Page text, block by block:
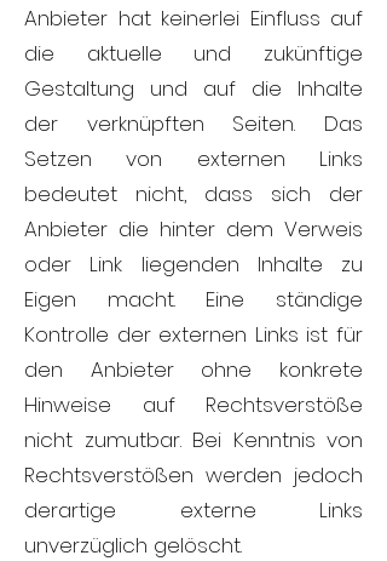
Anbieter hat keinerlei Einfluss auf
die aktuelle und zukünftige
Gestaltung und auf die Inhalte
der verknüpften Seiten. Das
Setzen von externen Links
bedeutet nicht, dass sich der
Anbieter die hinter dem Verweis
oder Link liegenden Inhalte zu
Eigen macht. Eine ständige
Kontrolle der externen Links ist für
den Anbieter ohne konkrete
Hinweise auf Rechtsverstöße
nicht zumutbar. Bei Kenntnis von
Rechtsverstößen werden jedoch
derartige externe Links
unverzüglich gelöscht.